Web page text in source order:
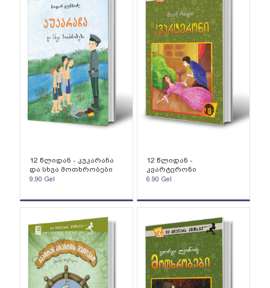
12 წლიდან - კუკარაჩა
და სხვა მოთხრობები
9,90 Gel
12 წლიდან -
კვარტერონი
6.90 Gel